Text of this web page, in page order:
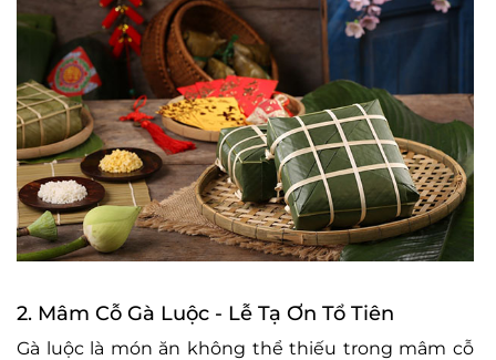
2. Mâm Cỗ Gà Luộc - Lễ Tạ Ơn Tổ Tiên
Gà luộc là món ăn không thể thiếu trong mâm cỗ